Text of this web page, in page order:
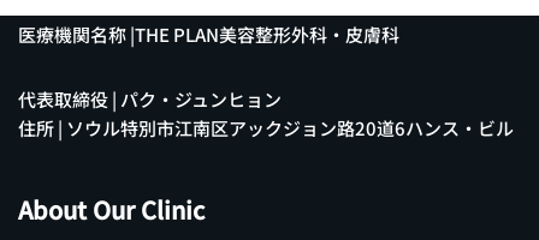
医療機関名称 |THE PLAN美容整形外科・皮膚科
代表取締役 | パク・ジュンヒョン
住所 | ソウル特別市江南区アックジョン路20道6ハンス・ビル
About Our Clinic